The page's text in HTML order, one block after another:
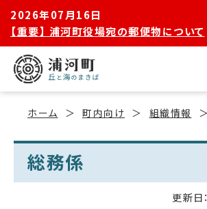
2026年07月16日
【重要】 浦河町役場宛の郵便物について
ホーム 町内向け 組織情報
総務係
更新日：